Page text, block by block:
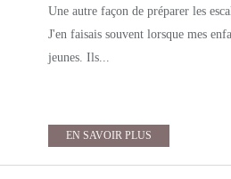
Une autre façon de préparer les
J'en faisais souvent lorsque mes
jeunes. Ils...
EN SAVOIR PLUS